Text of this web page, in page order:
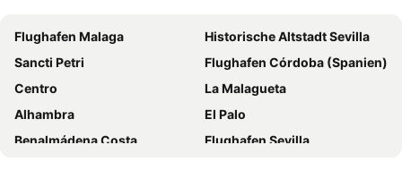
Inmood San Roque
Holiday Inn Express Gibraltar By Ihg
Alborán Algeciras
Admiral Lodge
Hotel Mir Octavio
AC Hotel Algeciras
The Eliott Hotel
Suittes Hotel
MiM Sotogrande member of Meliá Collection
Hotel Tugasa Castillo de Castellar
Flughafen Malaga
Historische Altstadt Sevilla
Sancti Petri
Flughafen Córdoba (Spanien)
Centro
La Malagueta
Alhambra
El Palo
Benalmádena Costa
Flughafen Sevilla